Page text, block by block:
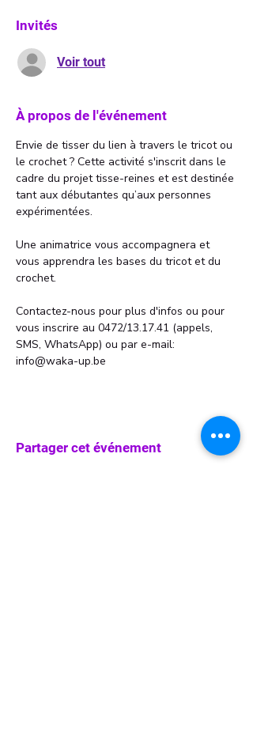
Invités
Voir tout
À propos de l'événement
Envie de tisser du lien à travers le tricot ou
le crochet ? Cette activité s'inscrit dans le
cadre du projet tisse-reines et est destinée
tant aux débutantes qu’aux personnes
expérimentées.
Une animatrice vous accompagnera et
vous apprendra les bases du tricot et du
crochet.
Contactez-nous pour plus d'infos ou pour
vous inscrire au 0472/13.17.41 (appels,
SMS, WhatsApp) ou par e-mail:
info@waka-up.be
Partager cet événement